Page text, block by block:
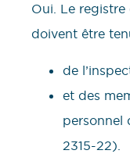
Oui. Le registre
doivent être
de
et des
personnel
2315-22).